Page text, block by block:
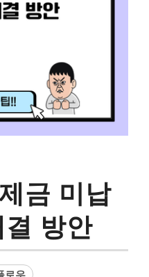
금 미납
방안